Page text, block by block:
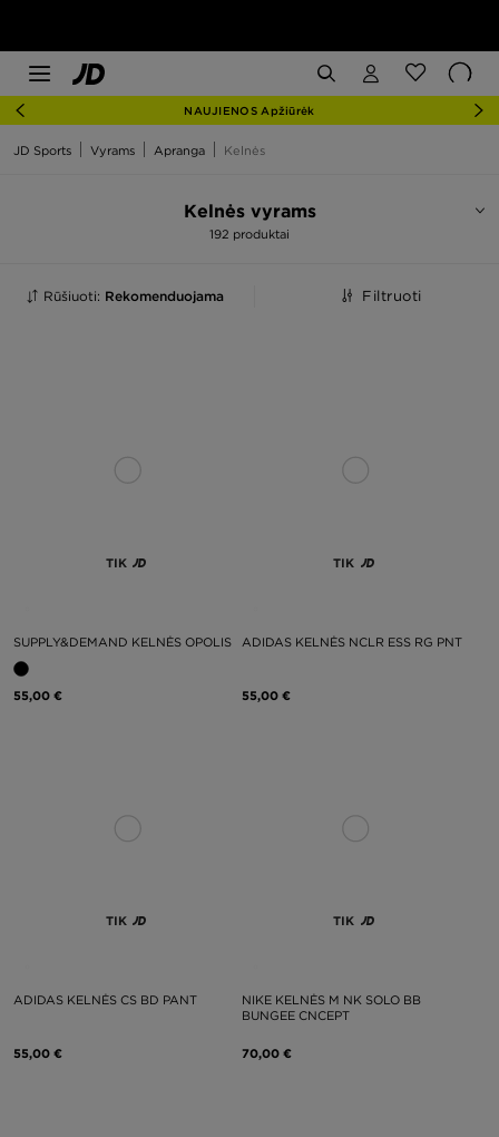
NAUJIENOS Apžiūrėk
JD Sports Vyrams Apranga Kelnės
Kelnės vyrams
192 produktai
Rūšiuoti: Rekomenduojama Filtruoti
TIK
SUPPLY&DEMAND KELNĖS OPOLIS
55,00 €
TIK
ADIDAS KELNĖS NCLR ESS RG PNT
55,00 €
TIK
ADIDAS KELNĖS CS BD PANT
55,00 €
TIK
NIKE KELNĖS M NK SOLO BB
BUNGEE CNCEPT
70,00 €